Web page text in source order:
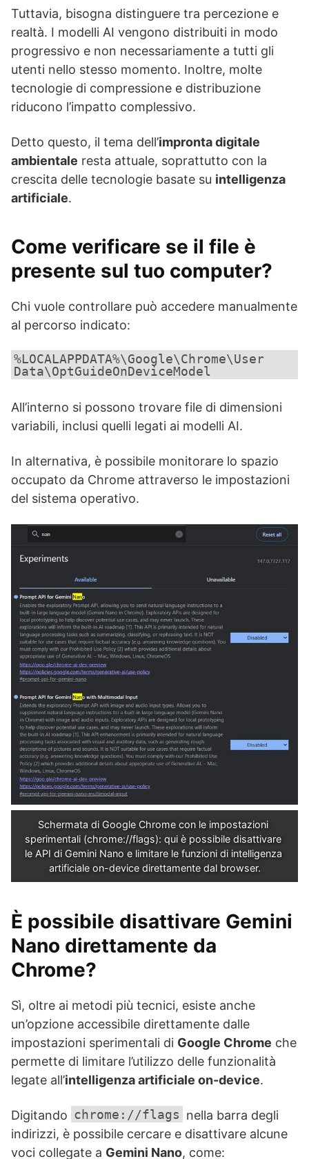
Tuttavia, bisogna distinguere tra percezione e
realtà. I modelli AI vengono distribuiti in modo
progressivo e non necessariamente a tutti gli
utenti nello stesso momento. Inoltre, molte
tecnologie di compressione e distribuzione
riducono l’impatto complessivo.
Detto questo, il tema dell’impronta digitale
ambientale resta attuale, soprattutto con la
crescita delle tecnologie basate su intelligenza
artificiale.
Come verificare se il file è
presente sul tuo computer?
Chi vuole controllare può accedere manualmente
al percorso indicato:
%LOCALAPPDATA%\Google\Chrome\User
Data\OptGuideOnDeviceModel
All’interno si possono trovare file di dimensioni
variabili, inclusi quelli legati ai modelli AI.
In alternativa, è possibile monitorare lo spazio
occupato da Chrome attraverso le impostazioni
del sistema operativo.
Schermata di Google Chrome con le impostazioni
sperimentali (chrome://flags): qui è possibile disattivare
le API di Gemini Nano e limitare le funzioni di intelligenza
artificiale on-device direttamente dal browser.
È possibile disattivare Gemini
Nano direttamente da
Chrome?
Sì, oltre ai metodi più tecnici, esiste anche
un’opzione accessibile direttamente dalle
impostazioni sperimentali di Google Chrome che
permette di limitare l’utilizzo delle funzionalità
legate all’intelligenza artificiale on-device.
Digitando chrome://flags nella barra degli
indirizzi, è possibile cercare e disattivare alcune
voci collegate a Gemini Nano, come: